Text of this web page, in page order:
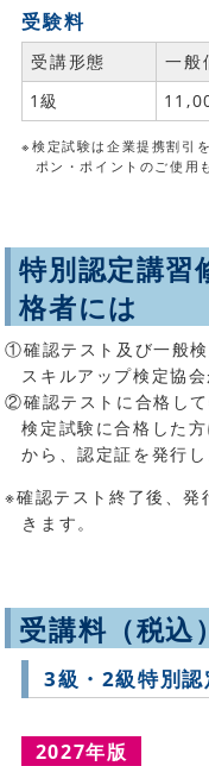
受験料
受講形態 一般
1級
※検定試験は企業提携割引
ポン・ポイントのご使用
特別認定講習
格者には
①確認テスト及び一般
スキルアップ検定協会
②確認テストに合格し
検定試験に合格した
から、認定証を発行し
※確認テスト終了後、
きます。
受講料（税込）
3級・2級特別認
2027年版